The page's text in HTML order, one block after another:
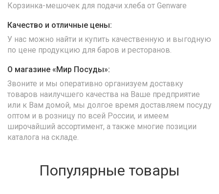
Корзинка-мешочек для подачи хлеба от Genware
Качество и отличные цены:
У нас можно найти и купить качественную и выгодную
по цене продукцию для баров и ресторанов.
О магазине «Мир Посуды»:
Звоните и мы оперативно организуем доставку
товаров наилучшего качества на Ваше предприятие
или к Вам домой, мы долгое время доставляем посуду
оптом и в розницу по всей России, и имеем
широчайший ассортимент, а также многие позиции
каталога на складе.
Популярные товары